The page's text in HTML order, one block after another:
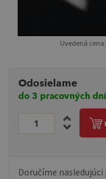
Uvedená
Odosielame
do 3 pracovných dní
Doručíme nasledujúci